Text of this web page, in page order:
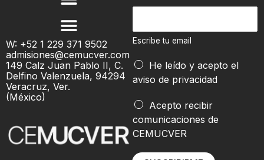
W: +52 1 229 371 9502
admisiones@cemucver.com
149 Calz Juan Pablo II, C.
Delfino Valenzuela, 94294
Veracruz, Ver.
(México)
c
i
b
e
u
e
m
Escribe tu email
He leído y acepto el
aviso de privacidad
t
E
c
Acepto recibir
comunicaciones de
CEMUCVER